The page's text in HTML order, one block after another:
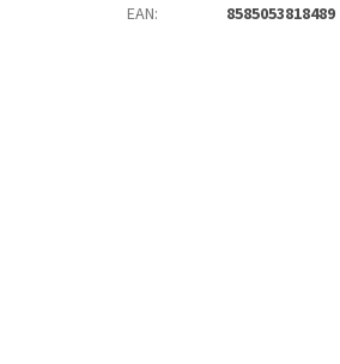
EAN: 8585053818489